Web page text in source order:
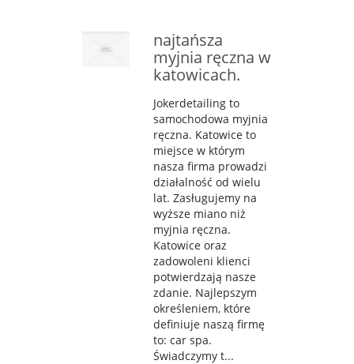
najtańsza
myjnia ręczna w
katowicach.
Jokerdetailing to
samochodowa myjnia
ręczna. Katowice to
miejsce w którym
nasza firma prowadzi
działalność od wielu
lat. Zasługujemy na
wyższe miano niż
myjnia ręczna.
Katowice oraz
zadowoleni klienci
potwierdzają nasze
zdanie. Najlepszym
określeniem, które
definiuje naszą firmę
to: car spa.
Świadczymy t...